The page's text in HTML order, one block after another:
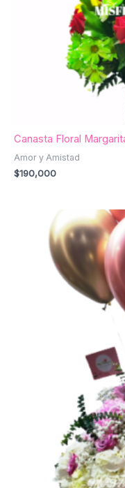
Canasta Floral
Amor y Amistad
$190,000